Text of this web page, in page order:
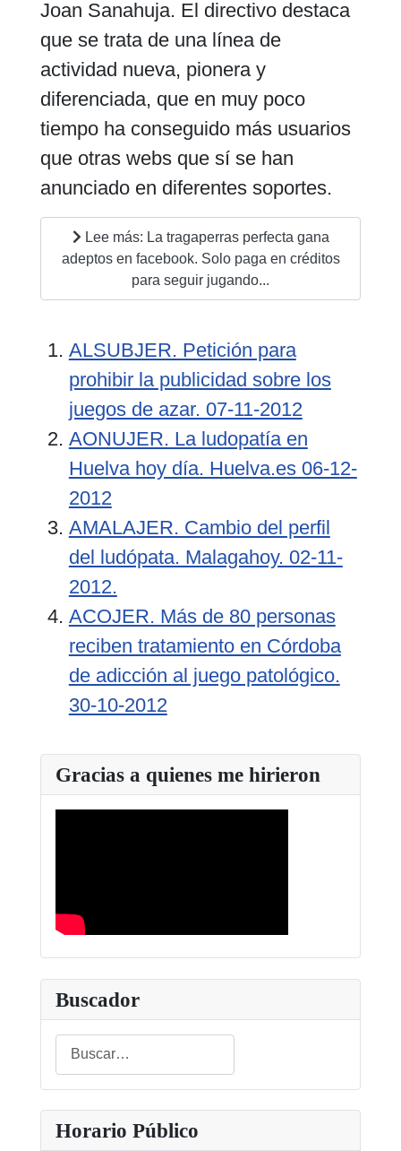
Joan Sanahuja. El directivo destaca
que se trata de una línea de
actividad nueva, pionera y
diferenciada, que en muy poco
tiempo ha conseguido más usuarios
que otras webs que sí se han
anunciado en diferentes soportes.
Lee más: La tragaperras perfecta gana
adeptos en facebook. Solo paga en créditos
para seguir jugando...
ALSUBJER. Petición para
prohibir la publicidad sobre los
juegos de azar. 07-11-2012
AONUJER. La ludopatía en
Huelva hoy día. Huelva.es 06-12-
2012
AMALAJER. Cambio del perfil
del ludópata. Malagahoy. 02-11-
2012.
ACOJER. Más de 80 personas
reciben tratamiento en Córdoba
de adicción al juego patológico.
30-10-2012
Gracias a quienes me hirieron
Buscador
Buscar
Type 2 or more characters for results.
Horario Público